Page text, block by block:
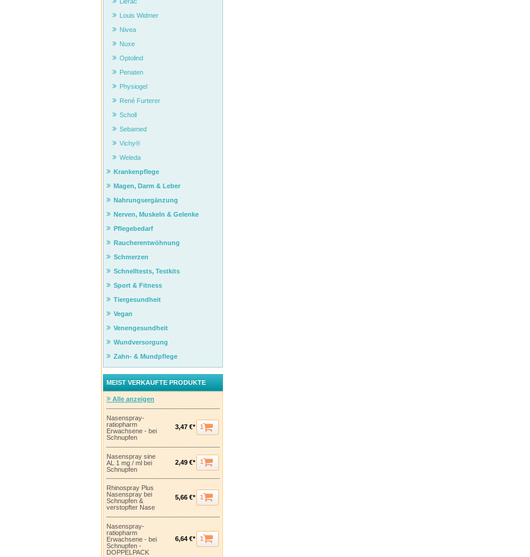
Louis Widmer
Nivea
Nuxe
Optolind
Penaten
Physiogel
René Furterer
Scholl
Sebamed
Vichy®
Weleda
Krankenpflege
Magen, Darm & Leber
Nahrungsergänzung
Nerven, Muskeln & Gelenke
Pflegebedarf
Raucherentwöhnung
Schmerzen
Schnelltests, Testkits
Sport & Fitness
Tiergesundheit
Vegan
Venengesundheit
Wundversorgung
Zahn- & Mundpflege
MEIST VERKAUFTE PRODUKTE
Alle anzeigen
Nasenspray-
ratiopharm
Erwachsene - bei
Schnupfen
3,47 €* 1
Nasenspray sine
AL 1 mg / ml bei
Schnupfen
2,49 €* 1
Rhinospray Plus
Nasenspray bei
Schnupfen &
verstopfter Nase
5,66 €* 1
Nasenspray-
ratiopharm
Erwachsene - bei
Schnupfen -
DOPPELPACK
6,64 €* 1